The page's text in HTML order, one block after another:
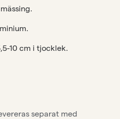
10 cm i tjocklek.
separat med